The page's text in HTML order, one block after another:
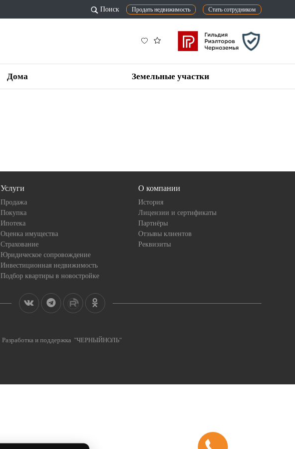
Поиск Продать недвижимость Стать сотрудником
Дома Земельные участки
Услуги
Продажа
Покупка
Ипотека
Оценка имущества
Страхование
Юридическое сопровождение
Инвестиционная недвижимость
Подбор квартиры в новостройке
О компании
История
Лицензии и сертификаты
Партнёры
Отзывы клиентов
Реквизиты
Разработка и поддержка "ЧЕРНЫЙНОЛЬ"